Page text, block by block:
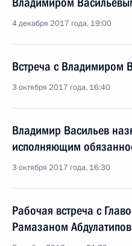
4 декабря 2017 года, 19:00
Встреча с Владимиром
3 октября 2017 года, 16:40
Владимир Васильев
исполняющим
3 октября 2017 года, 16:30
Рабочая встреча с
Рамазаном